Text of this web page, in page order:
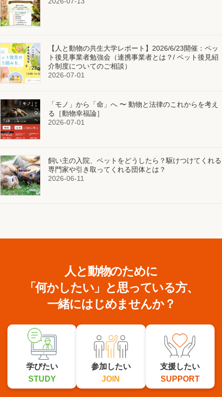
【人と動物の共生大学レポート】2026/6/23開催：ペッ
ト後見事業者勉強会（連携事業者とは？/ ペット後見紹
介制度についてのご相談）
2026-07-01
「モノ」から「命」へ 〜 動物と法律のこれからを考え
る［動物幸福論］
2026-07-01
飼い主の入院、ペットをどうしたら？駆けつけてくれる
専門家や引き取ってくれる団体とは？
2026-06-11
人と動物のために
「何かしたい」と思っている方、
一緒にはじめませんか？
学びたい
STUDY
参加したい
JOIN
支援したい
SUPPORT